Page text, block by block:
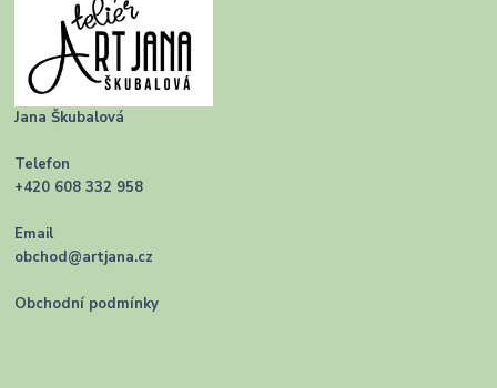
Jana Škubalová
Telefon
+420 608 332 958
Email
obchod@artjana.cz
Obchodní podmínky